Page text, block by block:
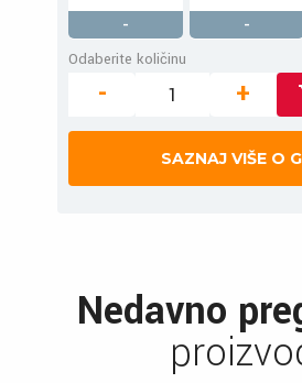
- -
Odaberite količinu
- +
SAZNAJ VIŠE O
Nedavno